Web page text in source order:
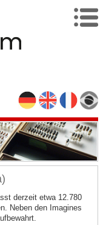
derzeit etwa 12.780
Neben den Imagines